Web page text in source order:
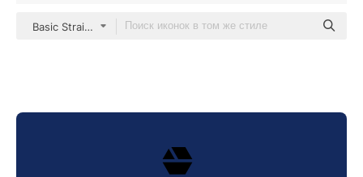
Basic Straight Filled